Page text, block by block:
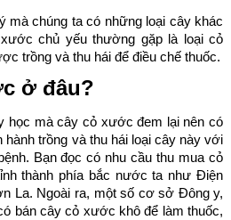
mà chúng ta có những loại cây khác
chủ yếu thường gặp là loại cỏ
trồng và thu hái để điều chế thuốc.
ở đâu?
học mà cây cỏ xước đem lại nên có
hành trồng và thu hái loại cây này với
Bạn đọc có nhu cầu thu mua cỏ
thành phía bắc nước ta như Điện
La. Ngoài ra, một số cơ sở Đông y,
bán cây cỏ xước khô để làm thuốc,